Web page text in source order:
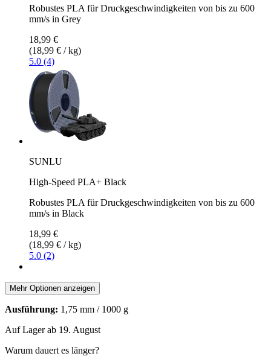
Robustes PLA für Druckgeschwindigkeiten von bis zu 600
mm/s in Grey
18,99 €
(18,99 € / kg)
5.0 (4)
SUNLU
High-Speed PLA+ Black
Robustes PLA für Druckgeschwindigkeiten von bis zu 600
mm/s in Black
18,99 €
(18,99 € / kg)
5.0 (2)
Mehr Optionen anzeigen
Ausführung: 1,75 mm / 1000 g
Auf Lager ab 19. August
Warum dauert es länger?